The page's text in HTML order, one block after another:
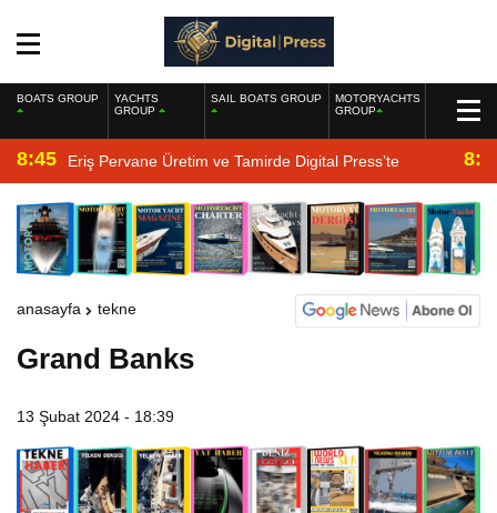
BOATS GROUP
YACHTS
GROUP
SAIL BOATS GROUP
MOTORYACHTS
GROUP
8:45 Eriş Pervane Üretim ve Tamirde Digital Press’te
anasayfa tekne
Grand Banks
13 Şubat 2024 - 18:39